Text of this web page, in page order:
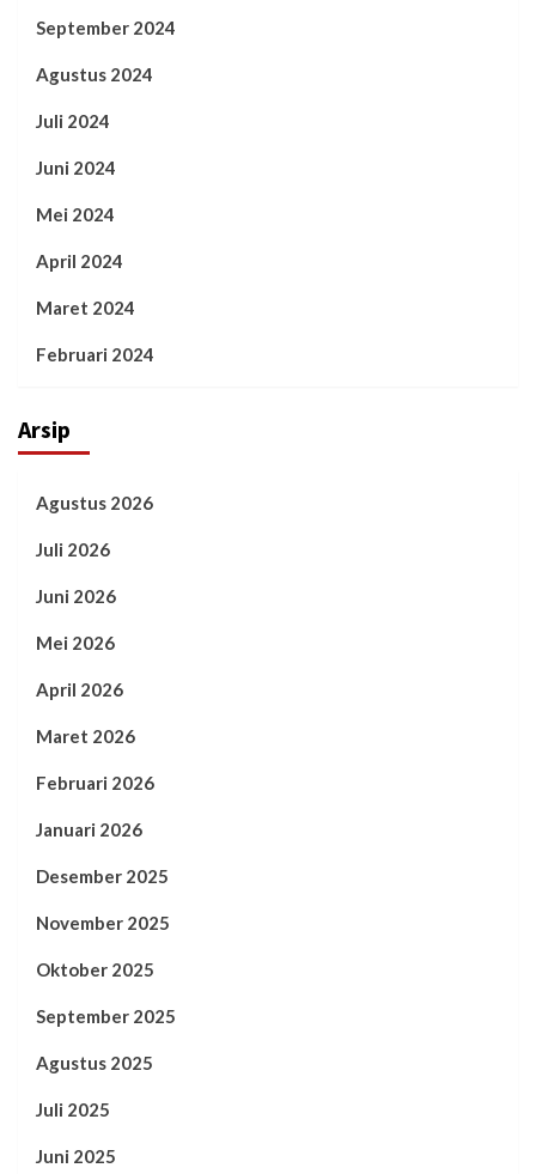
September 2024
Agustus 2024
Juli 2024
Juni 2024
Mei 2024
April 2024
Maret 2024
Februari 2024
Arsip
Agustus 2026
Juli 2026
Juni 2026
Mei 2026
April 2026
Maret 2026
Februari 2026
Januari 2026
Desember 2025
November 2025
Oktober 2025
September 2025
Agustus 2025
Juli 2025
Juni 2025